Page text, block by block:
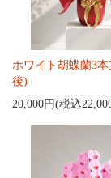
ホワイト胡蝶蘭3
後)
20,000円(税込